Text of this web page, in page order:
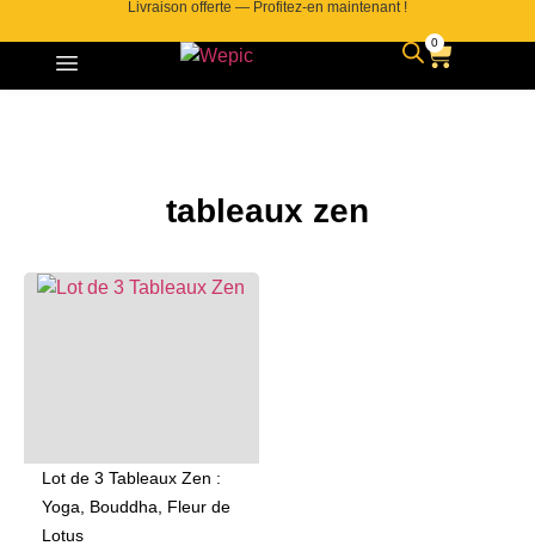
Livraison offerte — Profitez-en maintenant !
0
tableaux zen
Lot de 3 Tableaux Zen :
Yoga, Bouddha, Fleur de
Lotus